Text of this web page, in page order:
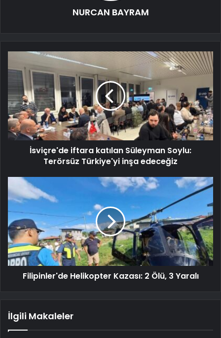
NURCAN BAYRAM
İsviçre'de iftara katılan Süleyman Soylu:
Terörsüz Türkiye'yi inşa edeceğiz
Filipinler'de Helikopter Kazası: 2 Ölü, 3 Yaralı
İlgili Makaleler